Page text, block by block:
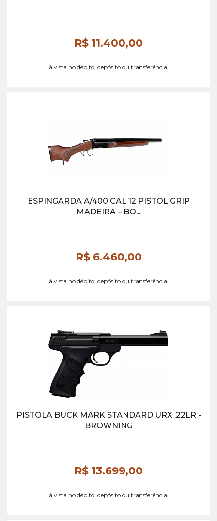
R$ 11.400,00
à vista no débito, depósito ou transferência.
ESPINGARDA A/400 CAL 12 PISTOL GRIP
MADEIRA – BO...
R$ 6.460,00
à vista no débito, depósito ou transferência.
PISTOLA BUCK MARK STANDARD URX .22LR -
BROWNING
R$ 13.699,00
à vista no débito, depósito ou transferência.